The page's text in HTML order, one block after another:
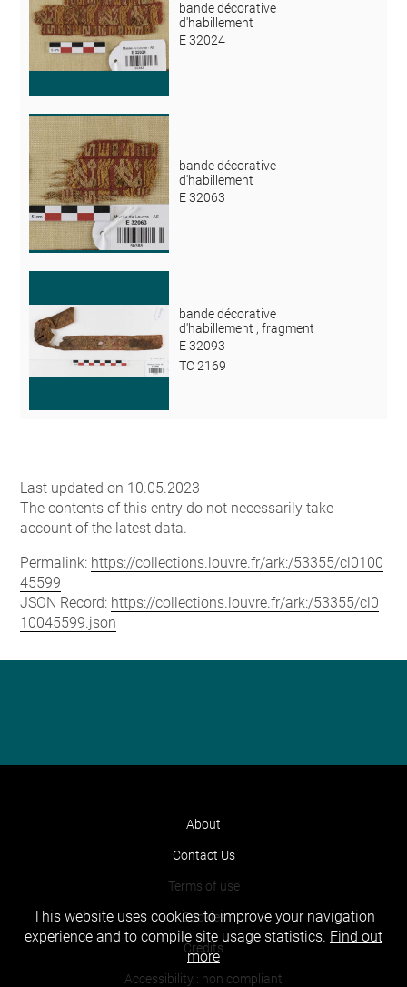
bande décorative
d'habillement
E 32024
bande décorative
d'habillement
E 32063
bande décorative
d'habillement ; fragment
E 32093
TC 2169
Last updated on 10.05.2023
The contents of this entry do not necessarily take
account of the latest data.
Permalink: https://collections.louvre.fr/ark:/53355/cl0100
45599
JSON Record: https://collections.louvre.fr/ark:/53355/cl0
10045599.json
About
Contact Us
Terms of use
Cookies
Credits
Accessibility : non compliant
This website uses cookies to improve your navigation
experience and to compile site usage statistics. Find out
more